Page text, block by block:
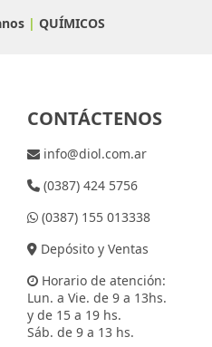
| QUÍMICOS
CONTÁCTENOS
info@diol.com.ar
(0387) 424 5756
(0387) 155 013338
Depósito y Ventas
Horario de atención:
Lun. a Vie. de 9 a 13hs.
y de 15 a 19 hs.
Sáb. de 9 a 13 hs.